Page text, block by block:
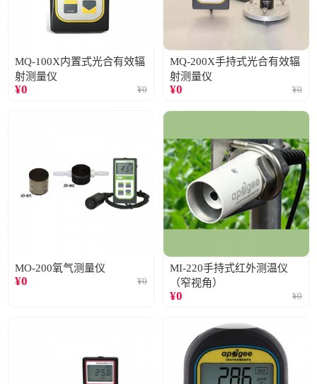
MQ-100X内置式光合有效辐
射测量仪
¥0 ¥0
MQ-200X手持式光合有效辐
射测量仪
¥0 ¥0
MO-200氧气测量仪
¥0 ¥0
MI-220手持式红外测温仪
（窄视角）
¥0 ¥0